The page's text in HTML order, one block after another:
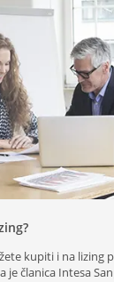
kupiti i na lizing
je članica Intesa